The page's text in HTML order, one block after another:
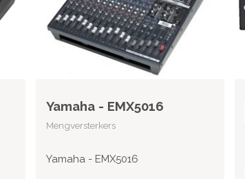
Yamaha - EMX5016
Mengversterkers
Yamaha - EMX5016